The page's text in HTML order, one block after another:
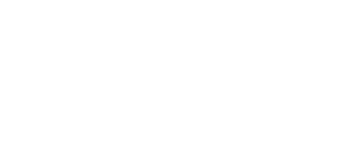
unseren regelmäßig erscheinenden
sein, über neue Produkte und